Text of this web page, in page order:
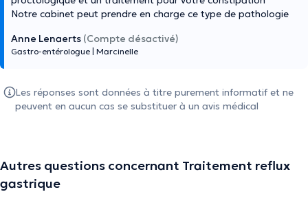
Notre cabinet peut prendre en charge ce type de pathologie
Anne Lenaerts (Compte désactivé)
Gastro-entérologue Marcinelle
Les réponses sont données à titre purement informatif et ne
peuvent en aucun cas se substituer à un avis médical
Autres questions concernant Traitement reflux
gastrique